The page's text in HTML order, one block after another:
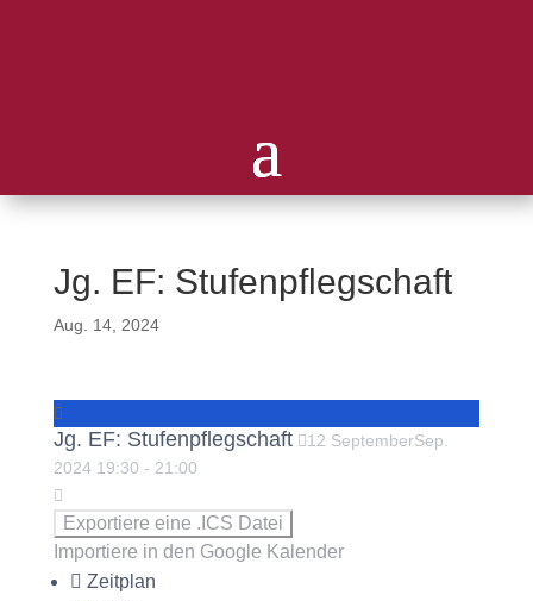
Jg. EF: Stufenpflegschaft
Aug. 14, 2024
Jg. EF: Stufenpflegschaft 12 SeptemberSep.
2024 19:30 - 21:00
Exportiere eine .ICS Datei
Importiere in den Google Kalender
Zeitplan